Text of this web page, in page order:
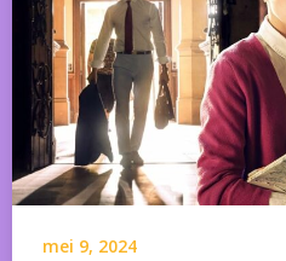
mei 9, 2024